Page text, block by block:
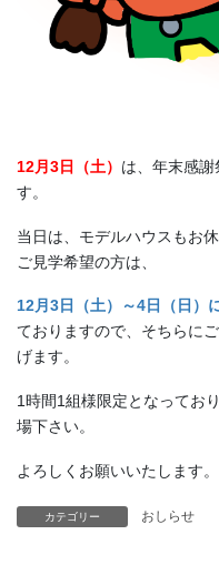
12月3日（土） は、年末感謝
す。
当日は、モデルハウスもお
ご見学希望の方は、
12月3日（土）～4日（日）
ておりますので、そちらに
げます。
1時間1組様限定となってお
場下さい。
よろしくお願いいたします。
カテゴリー おしらせ